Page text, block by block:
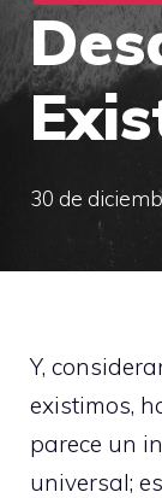
30 de
Y,
existimos,
parece un
universal;